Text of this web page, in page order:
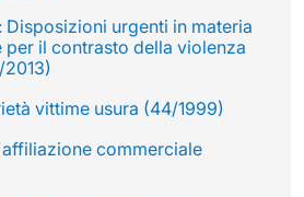
Disposizioni urgenti in materia
per il contrasto della violenza
vittime usura (44/1999)
commerciale